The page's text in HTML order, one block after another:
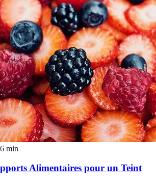
6 min
Alimentaires pour un Teint